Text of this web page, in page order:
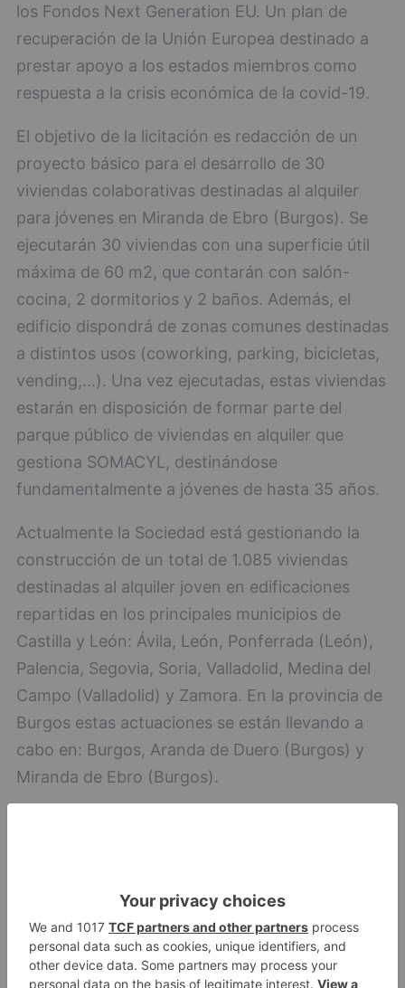
los Fondos Next Generation EU. Un plan de
recuperación de la Unión Europea destinado a
prestar apoyo a los estados miembros como
respuesta a la crisis económica de la covid-19.
El objetivo de la licitación es redacción de un
proyecto básico para el desarrollo de 30
viviendas colaborativas destinadas al alquiler
para jóvenes en Miranda de Ebro (Burgos). Se
ejecutarán 30 viviendas con una superficie útil
máxima de 60 m2, que contarán con salón-
cocina, 2 dormitorios y 2 baños. Además, el
edificio dispondrá de zonas comunes destinadas
a distintos usos (coworking, parking, bicicletas,
vending,...). Una vez ejecutadas, estas viviendas
estarán en disposición de formar parte del
parque público de viviendas en alquiler que
gestiona SOMACYL, destinándose
fundamentalmente a jóvenes de hasta 35 años.
Actualmente la Sociedad está gestionando la
construcción de un total de 1.085 viviendas
destinadas al alquiler joven en edificaciones
repartidas en los principales municipios de
Castilla y León: Ávila, León, Ponferrada (León),
Palencia, Segovia, Soria, Valladolid, Medina del
Campo (Valladolid) y Zamora. En la provincia de
Burgos estas actuaciones se están llevando a
cabo en: Burgos, Aranda de Duero (Burgos) y
Miranda de Ebro (Burgos).
LO + VISTO